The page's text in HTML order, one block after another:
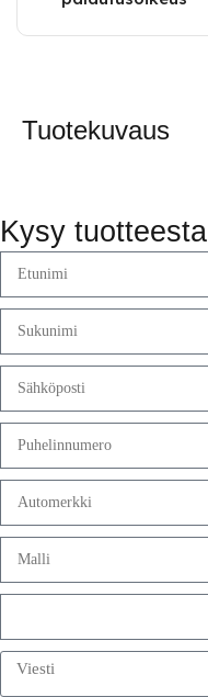
Tuotekuvaus
Kysy tuotteesta